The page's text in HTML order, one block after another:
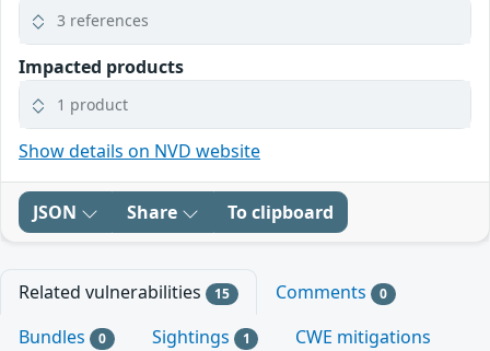
3 references
Impacted products
1 product
Show details on NVD website
JSON Share To clipboard
Related vulnerabilities 15 Comments 0
Bundles 0 Sightings 1
CWE mitigations